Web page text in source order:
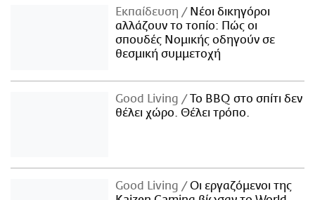
Εκπαίδευση
Νέοι δικηγόροι
αλλάζουν το τοπίο: Πώς οι
σπουδές Νομικής οδηγούν σε
θεσμική συμμετοχή
Good Living
Το BBQ στο σπίτι δεν
θέλει χώρο. Θέλει τρόπο.
Good Living
Οι εργαζόμενοι της